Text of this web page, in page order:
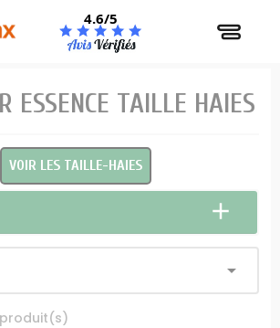
4.6/5
ESSENCE TAILLE HAIES
VOIR LES TAILLE-HAIES

produit(s)
des cookies